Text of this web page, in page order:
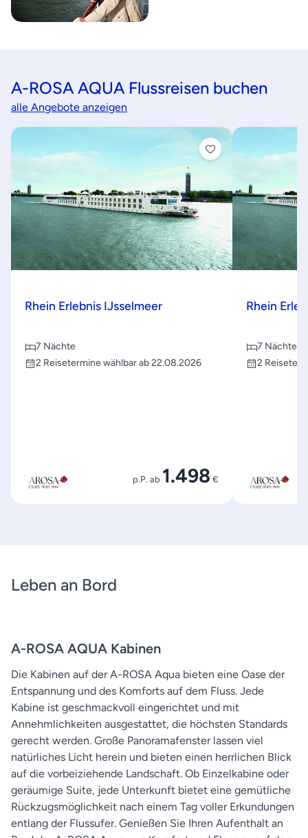
A-ROSA AQUA Flussreisen buchen
alle Angebote anzeigen
Rhein Erlebnis IJsselmeer
7 Nächte
2 Reisetermine wählbar ab 22.08.2026
p.P. ab 1.498 €
Rhein
7 Nächte
2
Leben an Bord
A-ROSA AQUA Kabinen
Die Kabinen auf der A-ROSA Aqua bieten eine Oase der
Entspannung und des Komforts auf dem Fluss. Jede
Kabine ist geschmackvoll eingerichtet und mit
Annehmlichkeiten ausgestattet, die höchsten Standards
gerecht werden. Große Panoramafenster lassen viel
natürliches Licht herein und bieten einen herrlichen Blick
auf die vorbeiziehende Landschaft. Ob Einzelkabine oder
geräumige Suite, jede Unterkunft bietet eine gemütliche
Rückzugsmöglichkeit nach einem Tag voller Erkundungen
entlang der Flussufer. Genießen Sie Ihren Aufenthalt an